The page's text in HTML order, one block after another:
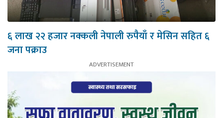
६ लाख २२ हजार नक्कली नेपाली रुपैयाँ र मेसिन सहित ६
जना पक्राउ